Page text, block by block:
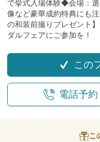
で挙式入場体験◆会場：
像など豪華成約特典にも
の和装前撮りプレゼント
ダルフェアにご参加を！
この
電話予約
こ